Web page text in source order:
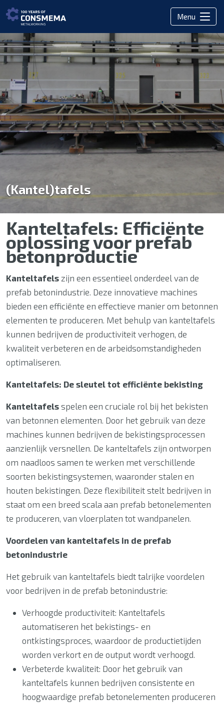
Menu
(Kantel)tafels
Kanteltafels: Efficiënte
oplossing voor prefab
betonproductie
Kanteltafels zijn een essentieel onderdeel van de
prefab betonindustrie. Deze innovatieve machines
bieden een efficiënte en effectieve manier om betonnen
elementen te produceren. Met behulp van kanteltafels
kunnen bedrijven de productiviteit verhogen, de
kwaliteit verbeteren en de arbeidsomstandigheden
optimaliseren.
Kanteltafels: De sleutel tot efficiënte bekisting
Kanteltafels spelen een cruciale rol bij het bekisten
van betonnen elementen. Door het gebruik van deze
machines kunnen bedrijven de bekistingsprocessen
aanzienlijk versnellen. De kanteltafels zijn ontworpen
om naadloos samen te werken met verschillende
soorten bekistingsystemen, waaronder stalen en
houten bekistingen. Deze flexibiliteit stelt bedrijven in
staat om een breed scala aan prefab betonelementen
te produceren, van vloerplaten tot wandpanelen.
Voordelen van kanteltafels in de prefab
betonindustrie
Het gebruik van kanteltafels biedt talrijke voordelen
voor bedrijven in de prefab betonindustrie:
Verhoogde productiviteit: Kanteltafels
automatiseren het bekistings- en
ontkistingsproces, waardoor de productietijden
worden verkort en de output wordt verhoogd.
Verbeterde kwaliteit: Door het gebruik van
kanteltafels kunnen bedrijven consistente en
hoogwaardige prefab betonelementen produceren